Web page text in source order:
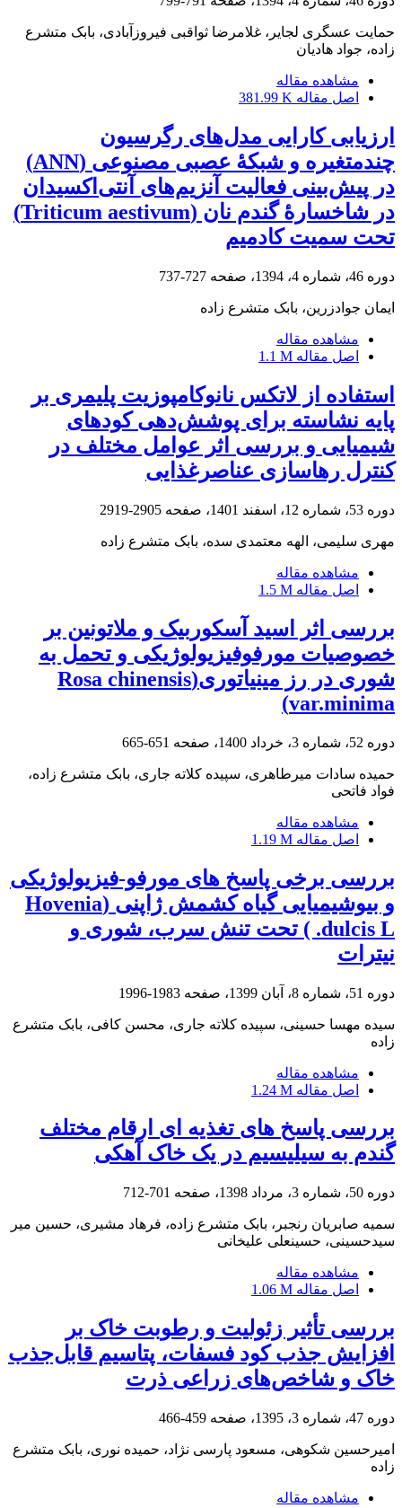
حمایت عسگری لجایر، غلامرضا ثواقبی فیروزآبادی، بابک متشرع
زاده، جواد هادیان
مشاهده مقاله
اصل مقاله 381.99 K
ارزیابی کارایی مدل‌های رگرسیون
چند‌متغیره و شبکۀ عصبی مصنوعی (ANN)
در پیش‌بینی فعالیت آنزیم‌های آنتی‌اکسیدان
در شاخسارۀ گندم نان (Triticum aestivum)
تحت سمیت کادمیم
دوره 46، شماره 4، 1394، صفحه 727-737
ایمان جوادزرین، بابک متشرع زاده
مشاهده مقاله
اصل مقاله 1.1 M
استفاده از لاتکس نانوکامپوزیت پلیمری بر
پایه نشاسته برای پوشش‌دهی کودهای
شیمیایی و بررسی اثر عوامل مختلف در
کنترل رهاسازی عناصرغذایی
دوره 53، شماره 12، اسفند 1401، صفحه 2905-2919
مهری سلیمی، الهه معتمدی سده، بابک متشرع زاده
مشاهده مقاله
اصل مقاله 1.5 M
بررسی اثر اسید آسکوربیک و ملاتونین بر
خصوصیات مورفوفیزیولوژیکی و تحمل به
شوری در رز مینیاتوری(Rosa chinensis
var.minima)
دوره 52، شماره 3، خرداد 1400، صفحه 651-665
حمیده سادات میرطاهری، سپیده کلاته جاری، بابک متشرع زاده،
فواد فاتحی
مشاهده مقاله
اصل مقاله 1.19 M
بررسی برخی پاسخ های مورفو-فیزیولوژیکی
و بیوشیمیایی گیاه کشمش ژاپنی (Hovenia
dulcis L. ) تحت تنش سرب، شوری و
نیترات
دوره 51، شماره 8، آبان 1399، صفحه 1983-1996
سیده مهسا حسینی، سپیده کلاته جاری، محسن کافی، بابک متشرع
زاده
مشاهده مقاله
اصل مقاله 1.24 M
بررسی پاسخ های تغذیه ای ارقام مختلف
گندم به سیلیسیم در یک خاک آهکی
دوره 50، شماره 3، مرداد 1398، صفحه 701-712
سمیه صابریان رنجبر، بابک متشرع زاده، فرهاد مشیری، حسین میر
سیدحسینی، حسینعلی علیخانی
مشاهده مقاله
اصل مقاله 1.06 M
بررسی تأثیر زئولیت و رطوبت خاک بر
افزایش جذب کود فسفات، پتاسیم قابل‌جذب
خاک و شاخص‌های زراعی ذرت
دوره 47، شماره 3، 1395، صفحه 459-466
امیرحسین شکوهی، مسعود پارسی نژاد، حمیده نوری، بابک متشرع
زاده
مشاهده مقاله